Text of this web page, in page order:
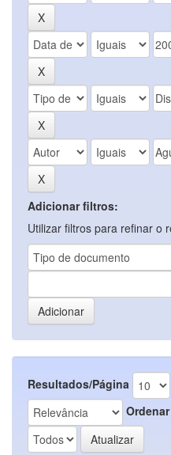
Adicionar filtros:
Utilizar filtros para refinar o
Resultados/Página
Ordenar